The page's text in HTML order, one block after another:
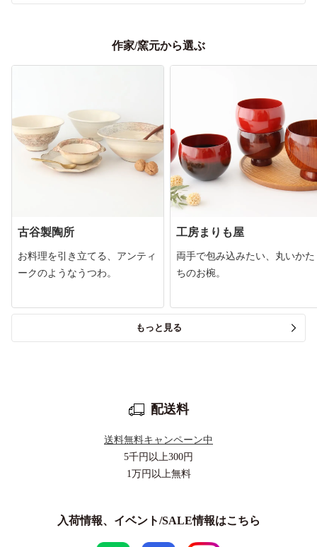
作家/窯元から選ぶ
古谷製陶所
お料理を引き立てる、アンティ
ークのようなうつわ。
工房まりも屋
両手で包み込みたい、丸いかた
ちのお椀。
もっと見る
配送料
送料無料キャンペーン中
5千円以上300円
1万円以上無料
入荷情報、イベント/SALE情報はこちら